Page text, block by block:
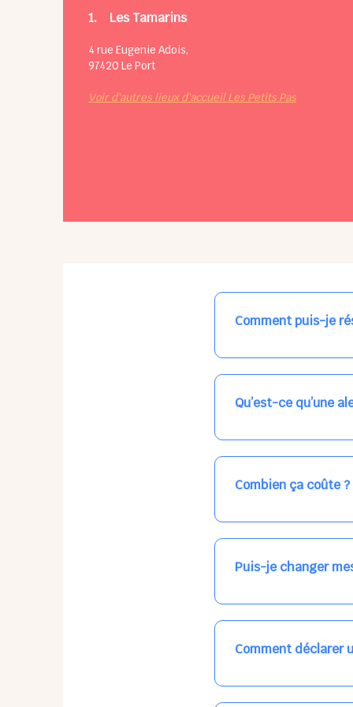
1. Les Tamarins
4 rue Eugenie Adois,
97420 Le Port
Voir d'autres lieux d'accueil Les Petits Pas
Comment puis-je
Nos places libres au
qui vous intéresse,
Qu’est-ce qu’une
Vous avez besoin
les places disponibles
Combien ça coûte ?
Votre accueil est
habituel. N'hésitez
Puis-je changer
Dans votre profil
email, par SMS, par
Comment déclarer
Signalez une absence
ou